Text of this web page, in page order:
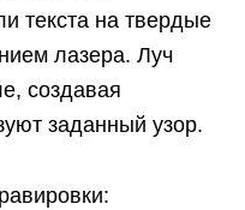
текста на твердые
лазера. Луч
создавая
заданный узор.